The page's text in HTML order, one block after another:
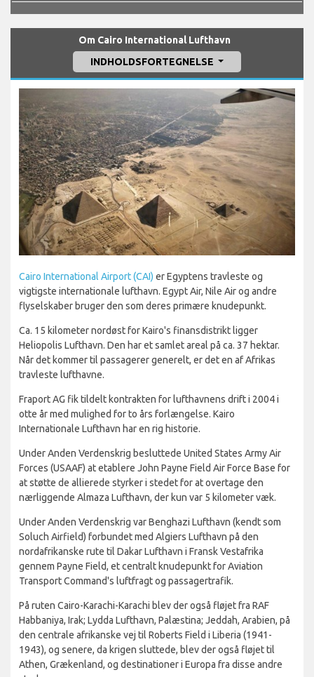
Om Cairo International Lufthavn
INDHOLDSFORTEGNELSE
Cairo International Airport (CAI) er Egyptens travleste og
vigtigste internationale lufthavn. Egypt Air, Nile Air og andre
flyselskaber bruger den som deres primære knudepunkt.
Ca. 15 kilometer nordøst for Kairo's finansdistrikt ligger
Heliopolis Lufthavn. Den har et samlet areal på ca. 37 hektar.
Når det kommer til passagerer generelt, er det en af Afrikas
travleste lufthavne.
Fraport AG fik tildelt kontrakten for lufthavnens drift i 2004 i
otte år med mulighed for to års forlængelse. Kairo
Internationale Lufthavn har en rig historie.
Under Anden Verdenskrig besluttede United States Army Air
Forces (USAAF) at etablere John Payne Field Air Force Base for
at støtte de allierede styrker i stedet for at overtage den
nærliggende Almaza Lufthavn, der kun var 5 kilometer væk.
Under Anden Verdenskrig var Benghazi Lufthavn (kendt som
Soluch Airfield) forbundet med Algiers Lufthavn på den
nordafrikanske rute til Dakar Lufthavn i Fransk Vestafrika
gennem Payne Field, et centralt knudepunkt for Aviation
Transport Command's luftfragt og passagertrafik.
På ruten Cairo-Karachi-Karachi blev der også fløjet fra RAF
Habbaniya, Irak; Lydda Lufthavn, Palæstina; Jeddah, Arabien, på
den centrale afrikanske vej til Roberts Field i Liberia (1941-
1943), og senere, da krigen sluttede, blev der også fløjet til
Athen, Grækenland, og destinationer i Europa fra disse andre